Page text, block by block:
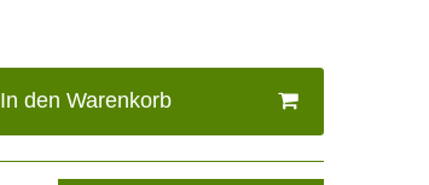
In den Warenkorb